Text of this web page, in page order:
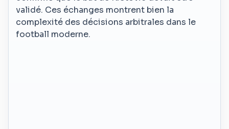
validé. Ces échanges montrent bien la
complexité des décisions arbitrales dans le
football moderne.